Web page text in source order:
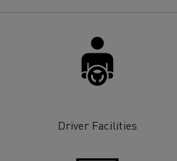
Driver Facilities